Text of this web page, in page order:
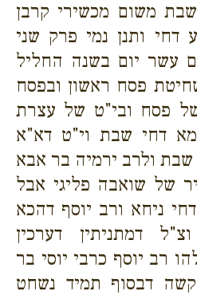
משום מכשירי קרבן
ותנן נמי פרק שני
עשר יום בשנה החליל
פסח ראשון ובפסח
פסח ובי"ט של עצרת
דחי שבת וי"ט דא"א
ולרב ירמיה בר אבא
של שואבה פליגי אבל
ניחא ורב יוסף דהכא
דמתניתין דערכין
רב יוסף כרבי יוסי בר
קשה דבסוף תמיד נשחט